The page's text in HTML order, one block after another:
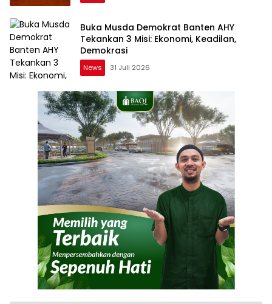
Buka Musda Demokrat Banten AHY
Tekankan 3 Misi: Ekonomi, Keadilan,
Demokrasi
News 31 Juli 2026